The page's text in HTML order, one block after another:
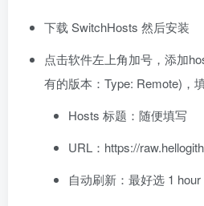
下载 SwitchHosts 然后安装
点击软件左上角加号，添加
有的版本：Type: Remote)，
Hosts 标题：随便填写
URL：https://
自动刷新：最好选 1 hour